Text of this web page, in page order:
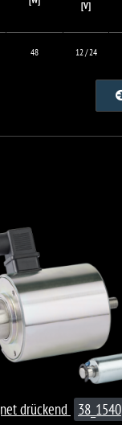
[V]
48 12 / 24
drückend 38_1540